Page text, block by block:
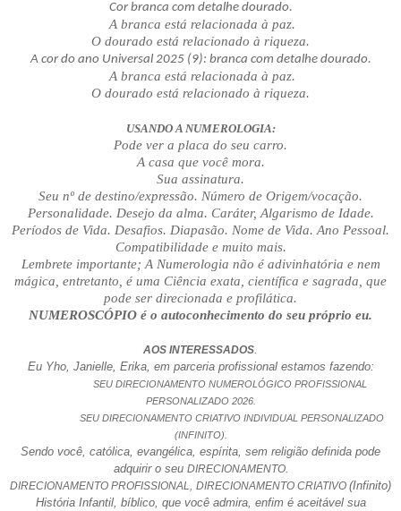
Cor branca com detalhe dourado.
A branca está relacionada à paz.
O dourado está relacionado à riqueza.
A cor do ano Universal 2025 (9): branca com detalhe dourado.
A branca está relacionada à paz.
O dourado está relacionado à riqueza.
USANDO A NUMEROLOGIA:
Pode ver a placa do seu carro.
A casa que você mora.
Sua assinatura.
Seu nº de destino/expressão. Número de Origem/vocação.
Personalidade. Desejo da alma. Caráter, Algarismo de Idade.
Períodos de Vida. Desafios. Diapasão. Nome de Vida. Ano Pessoal.
Compatibilidade e muito mais.
Lembrete importante; A Numerologia não é adivinhatória e nem
mágica, entretanto, é uma Ciência exata, científica e sagrada, que
pode ser direcionada e profilática.
NUMEROSCÓPIO é o autoconhecimento do seu próprio eu.
AOS INTERESSADOS.
Eu Yho, Janielle, Erika, em parceria profissional estamos fazendo:
SEU DIRECIONAMENTO NUMEROLÓGICO PROFISSIONAL
PERSONALIZADO 2026.
SEU DIRECIONAMENTO CRIATIVO INDIVIDUAL PERSONALIZADO
(INFINITO).
Sendo você, católica, evangélica, espírita, sem religião definida pode
adquirir o seu DIRECIONAMENTO.
DIRECIONAMENTO PROFISSIONAL, DIRECIONAMENTO CRIATIVO (Infinito)
História Infantil, bíblico, que você admira, enfim é aceitável sua